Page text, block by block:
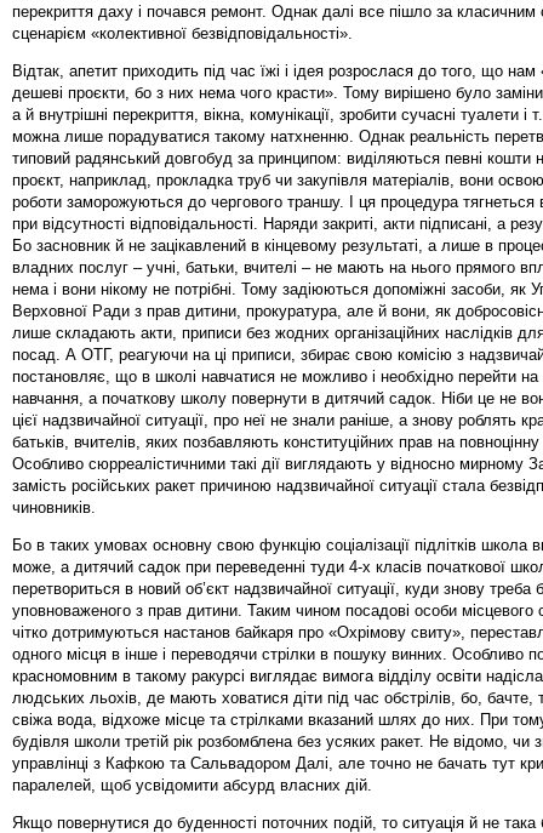
перекриття даху і почався ремонт. Однак далі все пішло за класичним
сценарієм «колективної безвідповідальності».
Відтак, апетит приходить під час їжі і ідея розрослася до того, що нам
дешеві проєкти, бо з них нема чого красти». Тому вирішено було
а й внутрішні перекриття, вікна, комунікації, зробити сучасні туалети і
можна лише порадуватися такому натхненню. Однак реальність
типовий радянський довгобуд за принципом: виділяються певні кошти
проєкт, наприклад, прокладка труб чи закупівля матеріалів, вони
роботи заморожуються до чергового траншу. І ця процедура тягнеться
при відсутності відповідальності. Наряди закриті, акти підписані, а
Бо засновник й не зацікавлений в кінцевому результаті, а лише в
владних послуг – учні, батьки, вчителі – не мають на нього прямого
нема і вони нікому не потрібні. Тому задіюються допоміжні засоби, як
Верховної Ради з прав дитини, прокуратура, але й вони, як
лише складають акти, приписи без жодних організаційних наслідків
посад. А ОТГ, реагуючи на ці приписи, збирає свою комісію з
постановляє, що в школі навчатися не можливо і необхідно перейти на
навчання, а початкову школу повернути в дитячий садок. Ніби це не
цієї надзвичайної ситуації, про неї не знали раніше, а знову роблять
батьків, вчителів, яких позбавляють конституційних прав на повноцінну
Особливо сюрреалістичними такі дії виглядають у відносно мирному
замість російських ракет причиною надзвичайної ситуації стала
чиновників.
Бо в таких умовах основну свою функцію соціалізації підлітків школа
може, а дитячий садок при переведенні туди 4-х класів початкової
перетвориться в новий об’єкт надзвичайної ситуації, куди знову треба
уповноваженого з прав дитини. Таким чином посадові особи місцевого
чітко дотримуються настанов байкаря про «Охрімову свиту»,
одного місця в інше і переводячи стрілки в пошуку винних. Особливо
красномовним в такому ракурсі виглядає вимога відділу освіти
людських льохів, де мають ховатися діти під час обстрілів, бо, бачте,
свіжа вода, відхоже місце та стрілками вказаний шлях до них. При
будівля школи третій рік розбомблена без усяких ракет. Не відомо, чи
управлінці з Кафкою та Сальвадором Далі, але точно не бачать тут
паралелей, щоб усвідомити абсурд власних дій.
Якщо повернутися до буденності поточних подій, то ситуація й не така